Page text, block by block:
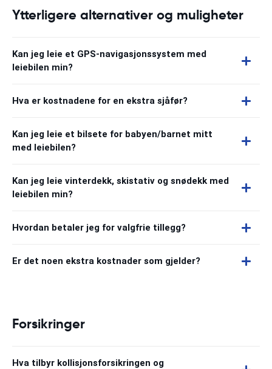
Ytterligere alternativer og muligheter
Kan jeg leie et GPS-navigasjonssystem med
leiebilen min?
Hva er kostnadene for en ekstra sjåfør?
Kan jeg leie et bilsete for babyen/barnet mitt
med leiebilen?
Kan jeg leie vinterdekk, skistativ og snødekk med
leiebilen min?
Hvordan betaler jeg for valgfrie tillegg?
Er det noen ekstra kostnader som gjelder?
Forsikringer
Hva tilbyr kollisjonsforsikringen og